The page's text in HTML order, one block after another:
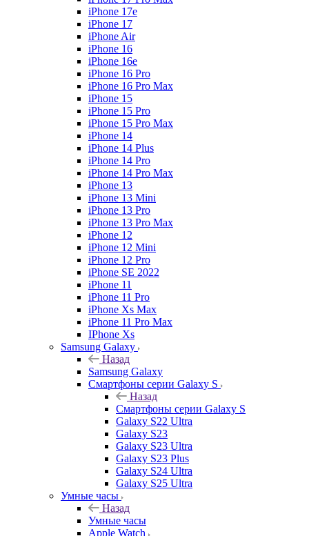
iPhone 17e
iPhone 17
iPhone Air
iPhone 16
iPhone 16e
iPhone 16 Pro
iPhone 16 Pro Max
iPhone 15
iPhone 15 Pro
iPhone 15 Pro Max
iPhone 14
iPhone 14 Plus
iPhone 14 Pro
iPhone 14 Pro Max
iPhone 13
iPhone 13 Mini
iPhone 13 Pro
iPhone 13 Pro Max
iPhone 12
iPhone 12 Mini
iPhone 12 Pro
iPhone SE 2022
iPhone 11
iPhone 11 Pro
iPhone Xs Max
iPhone 11 Pro Max
IPhone Xs
Samsung Galaxy
Назад
Samsung Galaxy
Смартфоны серии Galaxy S
Назад
Смартфоны серии Galaxy S
Galaxy S22 Ultra
Galaxy S23
Galaxy S23 Ultra
Galaxy S23 Plus
Galaxy S24 Ultra
Galaxy S25 Ultra
Умные часы
Назад
Умные часы
Apple Watch